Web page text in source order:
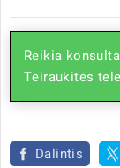
Reikia
Teiraukitės
Dalintis